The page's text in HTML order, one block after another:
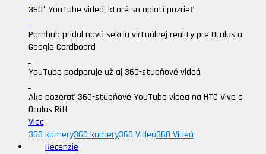
360° YouTube videá, ktoré sa oplatí pozrieť
Pornhub pridal novú sekciu virtuálnej reality pre Oculus a
Google Cardboard
YouTube podporuje už aj 360-stupňové videá
Ako pozerať 360-stupňové YouTube videa na HTC Vive a
Oculus Rift
Viac
360 kamery360 kamery360 Videá360 Videá
Recenzie